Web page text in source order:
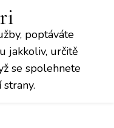
poptáváte
jakkoliv, určitě
se spolehnete